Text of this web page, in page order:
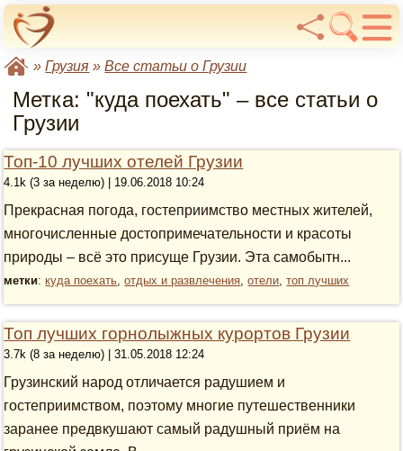
»Грузия »Все статьи о Грузии
Метка: "куда поехать" – все статьи о
Грузии
Топ-10 лучших отелей Грузии
4.1k (3 за неделю) | 19.06.2018 10:24
Прекрасная погода, гостеприимство местных жителей,
многочисленные достопримечательности и красоты
природы – всё это присуще Грузии. Эта самобытн...
метки:куда поехать,отдых и развлечения,отели,топ лучших
Топ лучших горнолыжных курортов Грузии
3.7k (8 за неделю) | 31.05.2018 12:24
Грузинский народ отличается радушием и
гостеприимством, поэтому многие путешественники
заранее предвкушают самый радушный приём на